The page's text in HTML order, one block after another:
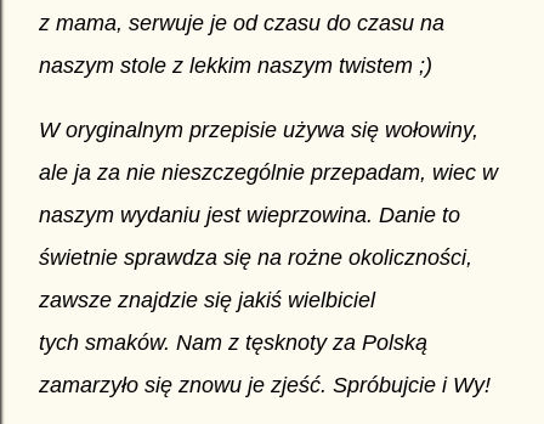
z mama, serwuje je od czasu do czasu na
naszym stole z lekkim naszym twistem ;)
W oryginalnym przepisie używa się wołowiny,
ale ja za nie nieszczególnie przepadam, wiec w
naszym wydaniu jest wieprzowina. Danie to
świetnie sprawdza się na rożne okoliczności,
zawsze znajdzie się jakiś wielbiciel
tych smaków. Nam z tęsknoty za Polską
zamarzyło się znowu je zjeść. Spróbujcie i Wy!